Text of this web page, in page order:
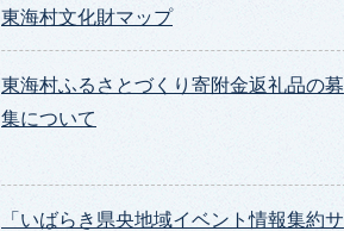
東海村文化財マップ
東海村ふるさとづくり寄附金返礼品の募
集について
「いばらき県央地域イベント情報集約サ